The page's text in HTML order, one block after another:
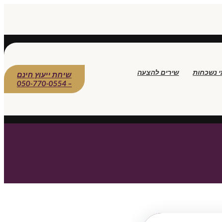
נשכחות שירים להצעה
שיחת ייעוץ חינם
– 050-770-0554